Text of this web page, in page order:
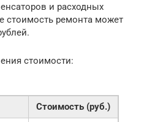
и расходных
стоимость ремонта может
стоимости:
Стоимость (руб.)